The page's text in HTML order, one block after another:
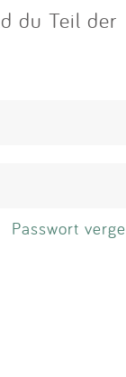
du Teil der
Passwort